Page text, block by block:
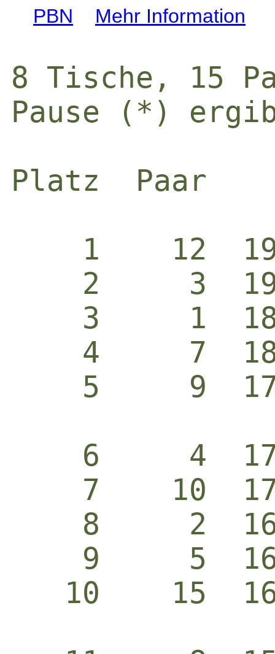
PBN
Mehr Information
8 Tische, 15
Pause (*)
Platz  Paar
1    12
2     3
3     1
4     7
5     9
6     4
7    10
8     2
9     5
10    15